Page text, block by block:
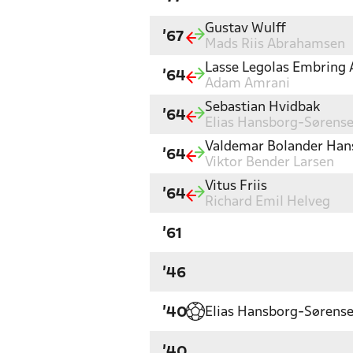
'67
Gustav Wulff
Mads Riis Abrahamsen
'64
Lasse Legolas Embring
Adam Amrani
'64
Sebastian Hvidbak
Elias Hansborg-
'64
Valdemar Bolander
Viktor Bender Larsen
'64
Vitus Friis
Richard Emil Helveg
'61
'46
'40 Elias Hansborg-